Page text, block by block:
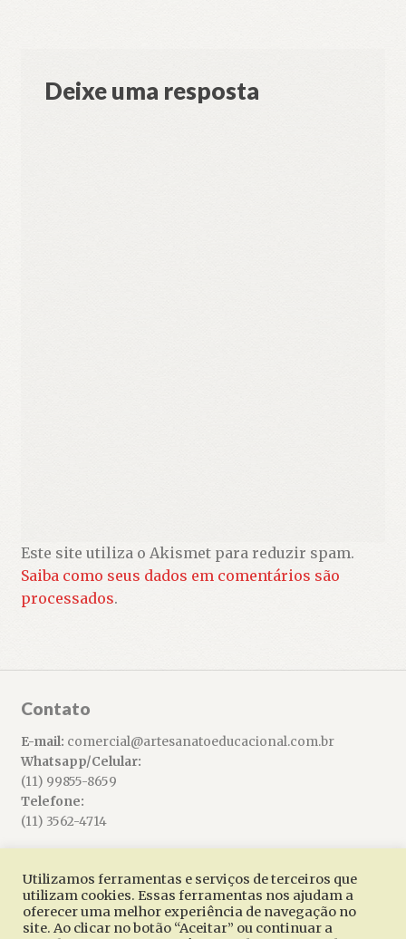
Deixe uma resposta
Este site utiliza o Akismet para reduzir spam.
Saiba como seus dados em comentários são
processados.
Contato
E-mail: comercial@artesanatoeducacional.com.br
Whatsapp/Celular:
(11) 99855-8659
Telefone:
(11) 3562-4714
© Artesanato Educacional 2026
Utilizamos ferramentas e serviços de terceiros que
utilizam cookies. Essas ferramentas nos ajudam a
oferecer uma melhor experiência de navegação no
site. Ao clicar no botão “Aceitar” ou continuar a